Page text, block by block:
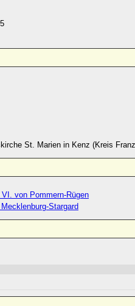
St. Marien in Kenz (Kreis
von Pommern-Rügen
Stargard